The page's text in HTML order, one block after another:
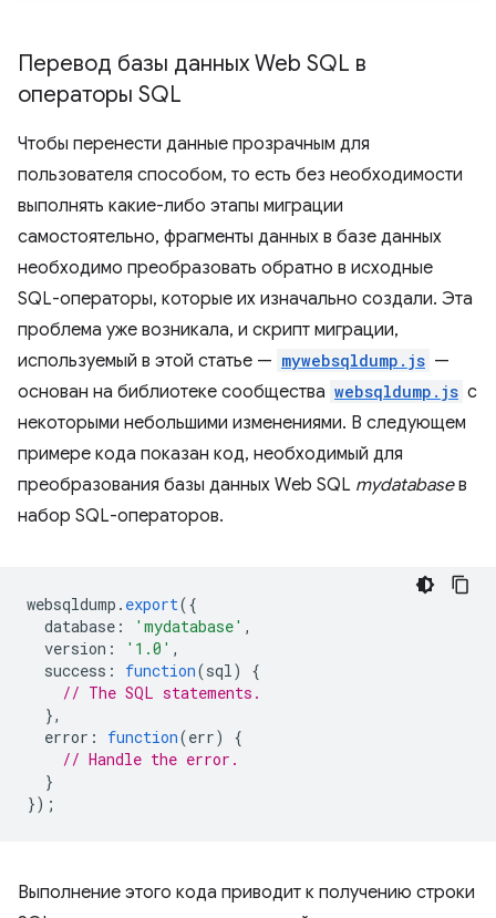
Перевод базы данных Web SQL в
операторы SQL
Чтобы перенести данные прозрачным для
пользователя способом, то есть без необходимости
выполнять какие-либо этапы миграции
самостоятельно, фрагменты данных в базе данных
необходимо преобразовать обратно в исходные
SQL-операторы, которые их изначально создали. Эта
проблема уже возникала, и скрипт миграции,
используемый в этой статье — mywebsqldump.js —
основан на библиотеке сообщества websqldump.js с
некоторыми небольшими изменениями. В следующем
примере кода показан код, необходимый для
преобразования базы данных Web SQL mydatabaseв
набор SQL-операторов.
websqldump . export({
database : 'mydatabase' ,
version : '1.0' ,
success : function(sql)
{
// The SQL statements.
},
error : function(err)
{
// Handle the error.
}
});
Выполнение этого кода приводит к получению строки